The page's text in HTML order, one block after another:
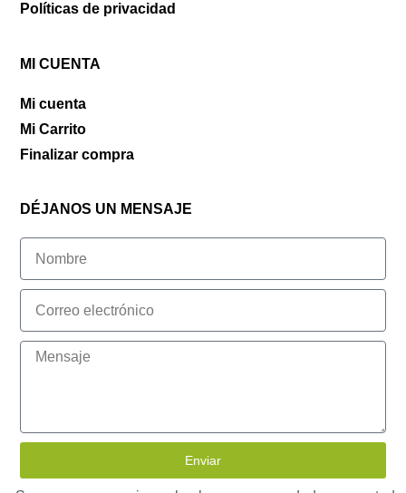
Políticas de privacidad
MI CUENTA
Mi cuenta
Mi Carrito
Finalizar compra
DÉJANOS UN MENSAJE
Enviar